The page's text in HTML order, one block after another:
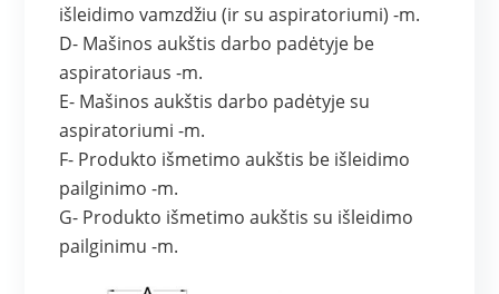
išleidimo vamzdžiu (ir su aspiratoriumi) -m.
D- Mašinos aukštis darbo padėtyje be
aspiratoriaus -m.
E- Mašinos aukštis darbo padėtyje su
aspiratoriumi -m.
F- Produkto išmetimo aukštis be išleidimo
pailginimo -m.
G- Produkto išmetimo aukštis su išleidimo
pailginimu -m.